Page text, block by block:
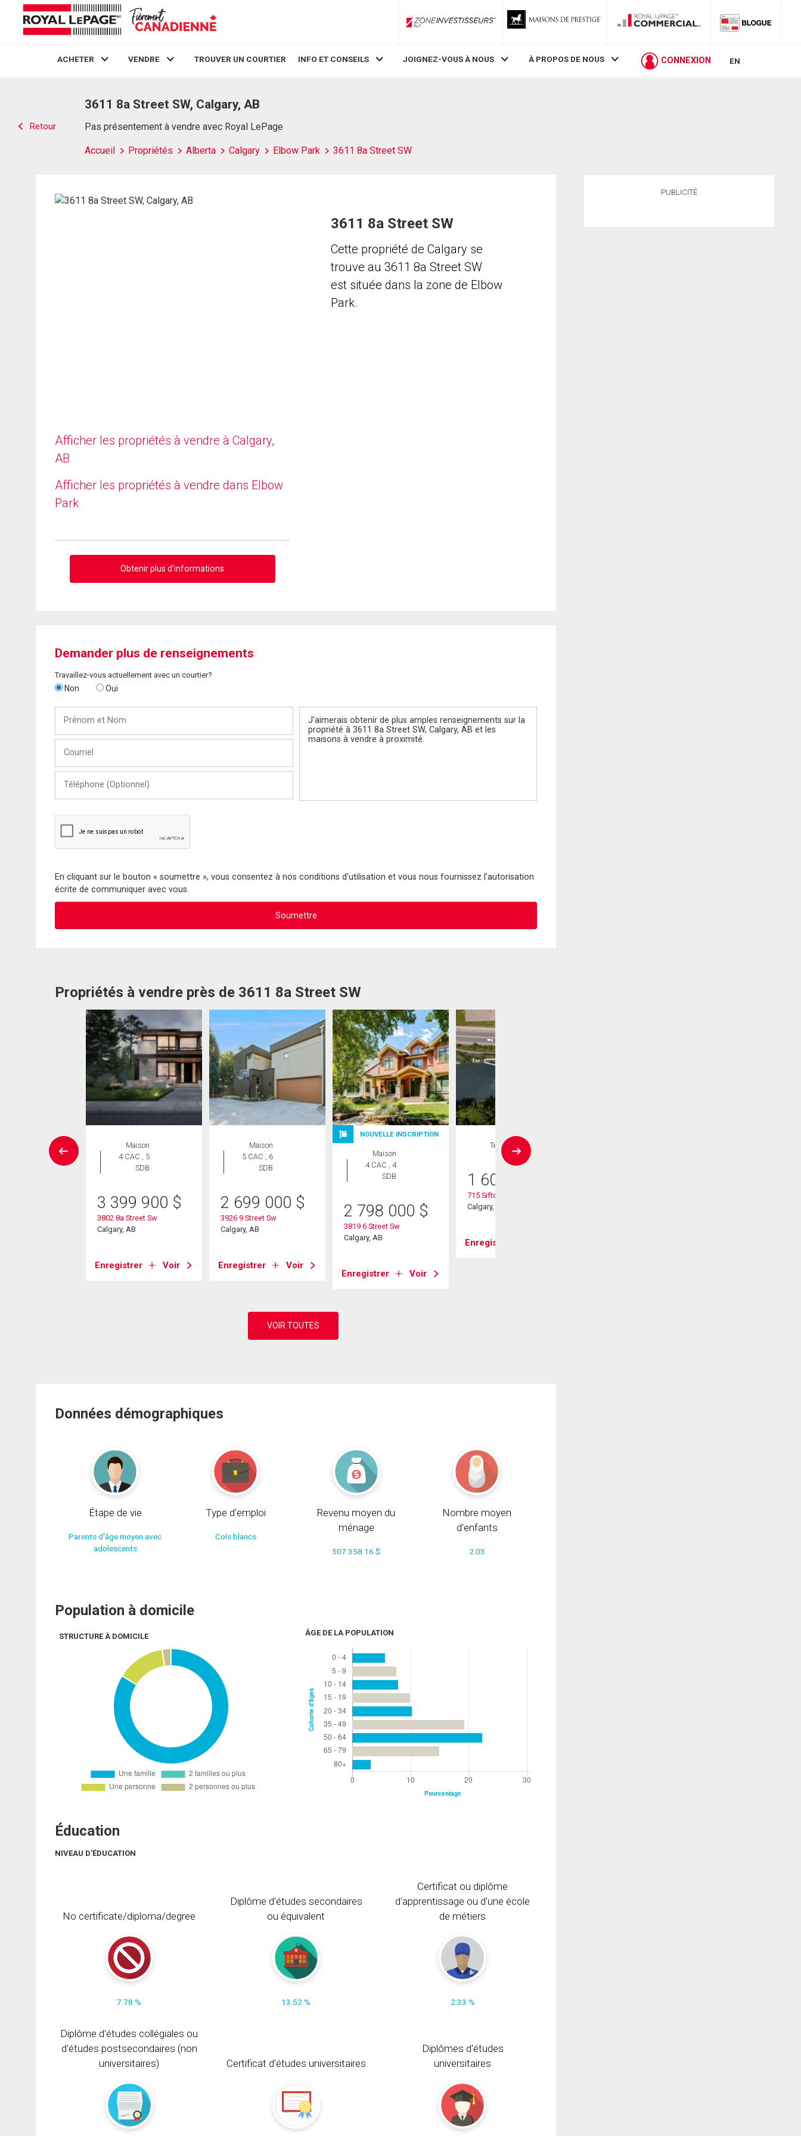
ZoneInvestisseurs RLP
ACHETER VENDRE TROUVER UN COURTIER INFO ET CONSEILS JOIGNEZ-VOUS À NOUS À PROPOS DE NOUS CONNEXION EN
Retour
3611 8a Street SW, Calgary, AB
Pas présentement à vendre avec Royal LePage
Accueil Propriétés Alberta Calgary Elbow Park 3611 8a Street SW
Afficher les propriétés à vendre à Calgary,
AB
Afficher les propriétés à vendre dans Elbow
Park
Obtenir plus d'informations
3611 8a Street SW
Cette propriété de Calgary se
trouve au 3611 8a Street SW
est située dans la zone de Elbow
Park.
Demander plus de renseignements
Travaillez-vous actuellement avec un courtier?
Non Oui
Nom
(Optionnel)
En cliquant sur le bouton « soumettre », vous consentez à nos conditions d'utilisation et vous nous fournissez l'autorisation
écrite de communiquer avec vous.
Propriétés à vendre près de 3611 8a Street SW
Maison
4 CAC , 5
SDB
3 399 900 $
3802 8a Street Sw
Calgary, AB
Enregistrer Voir
Maison
5 CAC , 6
SDB
2 699 000 $
3926 9 Street Sw
Calgary, AB
Enregistrer Voir
NOUVELLE INSCRIPTION
Maison
4 CAC , 4
SDB
2 798 000 $
3819 6 Street Sw
Calgary, AB
Enregistrer Voir
Terrain
1 600 000
715 Sifton Boulevard Sw
Calgary, AB
Enregistrer
Données démographiques
Étape de vie
Parents d'âge moyen avec
adolescents
Type d'emploi
Cols blancs
Revenu moyen du
ménage
507 358.16 $
Nombre moyen
d'enfants
2.03
Population à domicile
STRUCTURE À DOMICILE ÂGE DE LA POPULATION
Éducation
NIVEAU D'ÉDUCATION
No certificate/diploma/degree
7.78 %
Diplôme d'études secondaires
ou équivalent
13.52 %
Certificat ou diplôme
d'apprentissage ou d'une école
de métiers
2.33 %
Diplôme d'études collégiales ou
d'études postsecondaires (non
universitaires)
Certificat d'études universitaires
Diplômes d'études
universitaires
PUBLICITÉ